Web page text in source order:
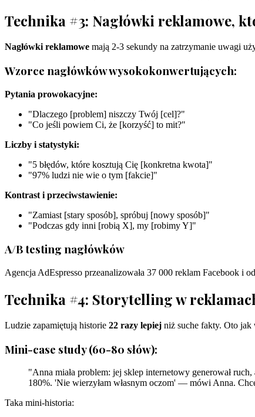
Technika #3: Nagłówki reklamowe,
Nagłówki reklamowe mają 2-3 sekundy na zatrzymanie uwagi
Wzorce nagłówków wysokokonwertujących:
Pytania prowokacyjne:
"Dlaczego [problem] niszczy Twój [cel]?"
"Co jeśli powiem Ci, że [korzyść] to mit?"
Liczby i statystyki:
"5 błędów, które kosztują Cię [konkretna kwota]"
"97% ludzi nie wie o tym [fakcie]"
Kontrast i przeciwstawienie:
"Zamiast [stary sposób], spróbuj [nowy sposób]"
"Podczas gdy inni [robią X], my [robimy Y]"
A/B testing nagłówków
Agencja AdEspresso przeanalizowała 37 000 reklam Facebook i
Technika #4: Storytelling w
Ludzie zapamiętują historie 22 razy lepiej niż suche fakty. Oto
Mini-case study (60-80 słów):
"Anna miała problem: jej sklep internetowy generował
180%. 'Nie wierzyłam własnym oczom' — mówi Anna.
Taka mini-historia: